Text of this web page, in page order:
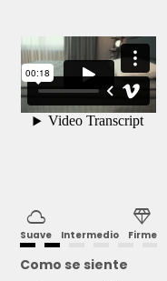
ambiente.
Estilo y elegancia
la suavidad se
exclusivo.
cloud
Suave Intermedio
diamond
Firme
Como se siente